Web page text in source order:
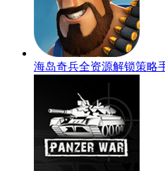
海岛奇兵全资源解锁策略